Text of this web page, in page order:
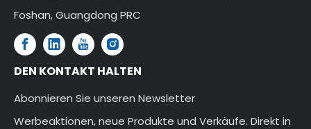
Foshan, Guangdong PRC
DEN KONTAKT HALTEN
Abonnieren Sie unseren Newsletter
Werbeaktionen, neue Produkte und Verkäufe. Direkt in